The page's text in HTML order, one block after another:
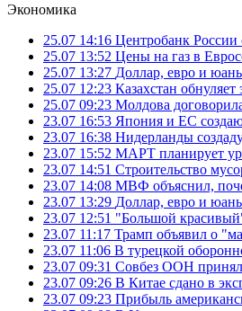
Экономика
25.07 14:16 Центробанк России
25.07 13:52 Цены на газ в
25.07 13:27 Доллар, евро и
25.07 12:23 Казахстан
25.07 09:23 Молдова
23.07 16:53 Япония и ЕС
23.07 16:38 Нидерланды
23.07 15:52 МАРТ планирует
23.07 14:51 Строительство
23.07 14:08 МВФ объяснил,
23.07 13:29 Доллар, евро и
23.07 12:51 "Большой
23.07 11:17 Трамп объявил о
23.07 11:06 В турецкой
23.07 09:31 Совбез ООН
23.07 09:26 В Китае сдано в
23.07 09:23 Прибыль